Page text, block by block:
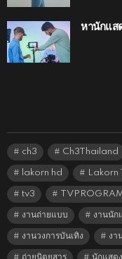
หานักแส
ch3 Ch3Thailand
lakorn hd Lakorn
tv3
งานถ่ายแบบ งานนัก
งานวงการบันเทิง งา